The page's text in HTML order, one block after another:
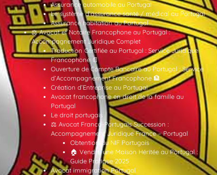
Assurance automobile au Portugal
Le système d’assurance santé / médical au Portugal
Assurance habitation au Portugal
⚖️ Avocat et Notaire Francophone au Portugal :
Accompagnement Juridique Complet
Traduction Certifiée au Portugal : Service Juridique
Francophone 📄
Ouverture de Compte Bancaire au Portugal : Service
d’Accompagnement Francophone 🏦
Création d’Entreprise au Portugal
Avocat francophone en droit de la famille au
Portugal
Le droit portugais
⚖️ Avocat Franco-Portugais Succession :
Accompagnement Juridique France – Portugal
Obtention du NIF Portugais
🏠 Vendre une Maison Héritée au Portugal :
Guide Pratique 2025
Avocat immigration Portugal